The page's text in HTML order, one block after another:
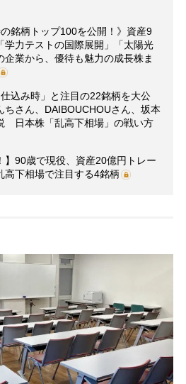
の銘柄トップ100を公開！》資産9
学力テストの国際展開」「太陽光
企業から、優待も魅力の成長株ま
仕込み時」と注目の22銘柄を大公
ちさん、DAIBOUCHOUさん、坂本
日本株「乱高下相場」の戦い方
】90歳で現役、資産20億円トレー
高下相場で注目する4銘柄